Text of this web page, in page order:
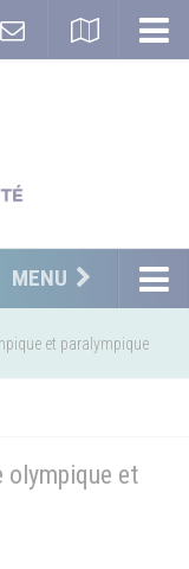
MENU
et paralympique
olympique et